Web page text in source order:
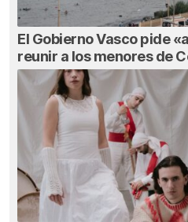
El Gobierno Vasco pide
reunir a los menores de